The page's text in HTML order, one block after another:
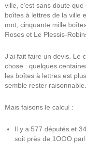
ville, c’est sans doute
boîtes à lettres de la ville
mot, cinquante mille
Roses et Le Plessis-
J’ai fait faire un devis. Le
chose : quelques
les boîtes à lettres est
semble rester raisonnable.
Mais faisons le calcul :
Il y a 577 députés et
soit près de 1OOO